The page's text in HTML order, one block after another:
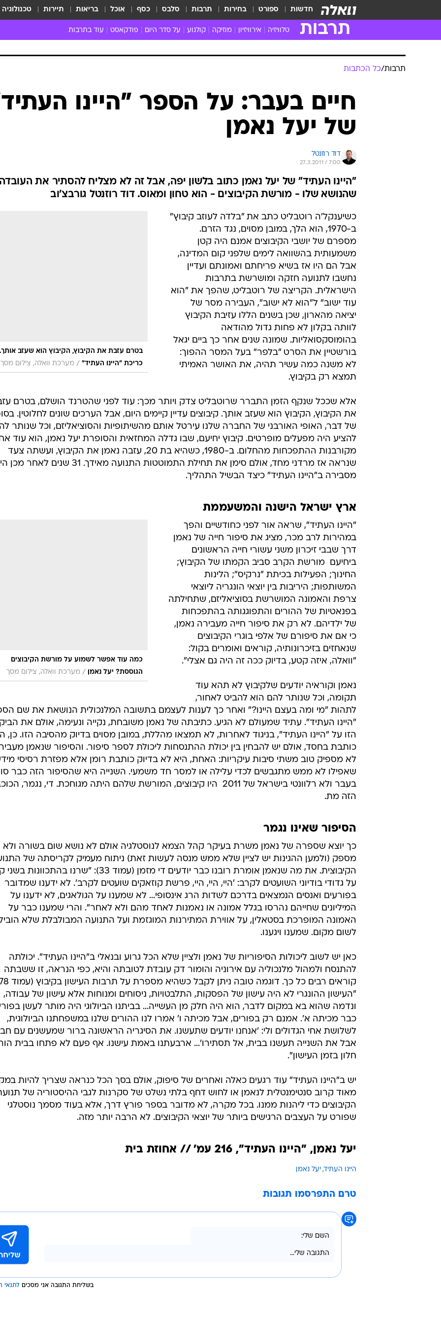
חדשות ספורט בחירות תרבות סלבס כסף אוכל בריאות תיירות טכנולוגיה
תרבות טלוויזיה
טלוויזיה מחו"ל
סדרות מומלצות
האח הגדול
אירוויזיון מוזיקה
קשוב מאוד
קורדרוי
קליפים וסינגלים
הופעות חיות
קולנוע על סדר היום פודקאסט עוד בתרבות
הופעות חיות
תרבות/כל הכתבות
חיים בעבר: על הספר "היינו
של יעל נאמן
דוד רוזנטל
27.3.2011 / 7:00
"היינו העתיד" של יעל נאמן כתוב בלשון יפה, אבל זה לא מצליח להסתיר את העובדה
שהנושא שלו - מורשת הקיבוצים - הוא טחון ומאוס. דוד רוזנטל גורבצ'וב
בטרם עזבת את הקיבוץ, הקיבוץ הוא שעזב אותך.
כריכת "היינו העתיד" / מערכת וואלה, צילום מסך
כשיענקל'ה רוטבליט כתב את "בלדה לעוזב קיבוץ"
ב-1970, הוא הלך, במובן מסוים, נגד הזרם.
מספרם של יושבי הקיבוצים אמנם היה קטן
משמעותית בהשוואה לימים שלפני קום המדינה,
אבל הם היו אז בשיא פריחתם ואמונתם ועדיין
נחשבו לתנועה חזקה ומושרשת בתרבות
הישראלית. הקריצה של רוטבליט, שהפך את "הוא
עוד ישוב" ל"הוא לא ישוב", העבירה מסר של
יציאה מהארון, שכן בשנים הללו עזיבת הקיבוץ
לוותה בקלון לא פחות גדול מהודאה
בהומוסקסואליות. שמונה שנים אחר כך ביים יגאל
בורשטיין את הסרט "בלפר" בעל המסר ההפוך:
לא משנה כמה עשיר תהיה, את האושר האמיתי
תמצא רק בקיבוץ.
אלא שככל שנקף הזמן התברר שרוטבליט צדק ויותר מכך: עוד לפני שהטרנד הושלם, בטרם
את הקיבוץ, הקיבוץ הוא שעזב אותך. קיבוצים עדיין קיימים היום, אבל הערכים שונים לחלוטין.
של דבר, האופי האורבני של החברה שלנו עירטל אותם מהשיתופיות והסוציאליזם, וכל שנותר
להציע היה מפעלים מופרטים. קיבוץ יחיעם, שבו גדלה המחזאית והסופרת יעל נאמן, הוא עוד
מקורבנות ההתפכחות מהחלום. ב-1980, כשהיא בת 20, עזבה נאמן את הקיבוץ, ועשתה צעד
שנראה אז מרדני מחד, אולם סימן את תחילת התמוטטות התנועה מאידך. 31 שנים לאחר
מסבירה ב"היינו העתיד" כיצד הבשיל התהליך.
ארץ ישראל הישנה והמשעממת
כמה עוד אפשר לשמוע על מורשת הקיבוצים
הגוססת? יעל נאמן
/ מערכת וואלה, צילום מסך
"היינו העתיד", שראה אור לפני כחודשיים והפך
במהירות לרב מכר, מציג את סיפור חייה של נאמן
דרך שבבי זיכרון משני עשורי חייה הראשונים
ביחיעם  מורשת הקרב סביב הקמתו של הקיבוץ;
החינוך; הפעילות בכיתת "נרקיס"; הלינות
המשותפות; היריבות בין יוצאי הונגריה ליוצאי
צרפת והאמונה המושרשת בסוציאליזם, שתחילתה
בפנאטיות של ההורים והתפוגגותה בהתפכחות
של ילדיהם. לא רק את סיפור חייה מעבירה נאמן,
כי אם את סיפורם של אלפי בוגרי הקיבוצים
שנאחזים בזיכרונותיה, קוראים ואומרים בקול:
"וואלה, איזה קטע, בדיוק ככה זה היה גם אצלי".
נאמן וקוראיה יודעים שלקיבוץ לא תהא עוד
תקומה, וכל שנותר להם הוא להביט לאחור,
לתהות "מי ומה בעצם היינו?" ואחר כך לענות לעצמם בתשובה המלנכולית הנושאת את שם
"היינו העתיד". עתיד שמעולם לא הגיע. כתיבתה של נאמן משובחת, נקייה ונעימה, אולם את
הזו על "היינו העתיד", בניגוד לאחרות, לא תמצאו מהללת, במובן מסוים בדיוק מהסיבה הזו. כן,
כותבת בחסד, אולם יש להבחין בין יכולת ההתנסחות ליכולת לספר סיפור. והסיפור שנאמן
לא מספיק טוב משתי סיבות עיקריות: האחת, היא לא בדיוק כותבת רומן אלא מפזרת רסיסי
שאפילו לא ממש מתגבשים לכדי עלילה או למסר חד משמעי. השנייה היא שהסיפור הזה כבר
בעבר ולא רלוונטי בישראל של 2011  היו קיבוצים, המורשת שלהם היתה מגוחכת. די, נגמר,
הזה מת.
הסיפור שאינו נגמר
כך יוצא שספרה של נאמן משרת בעיקר קהל הצמא לנוסטלגיה אולם לא נושא שום בשורה ולא
מספק (ולמען ההגינות יש לציין שלא ממש מנסה לעשות זאת) ניתוח מעמיק לקריסתה של
הקיבוצית. את מה שנאמן אומרת רובנו כבר יודעים די מזמן (עמוד 33): "שרנו
על גדודי בודיוני השועטים לקרב: 'היי, היי, היי, פרשת קוזאקים שועטים לקרב'. לא ידענו שמדובר
בפורעים ואנסים הנמצאים בדרכם לשדות הרג אינסופי... לא שמענו על הגולאגים, לא ידענו על
המיליונים שחייהם נהרסו בגלל אמונה או נאמנות לאחד מהם ולא לאחר". והרי שמענו כבר על
האמונה המופרכת בסטאלין, על אווירת המתירנות המוגזמת ועל התנועה המבולבלת שלא
לשום מקום. שמענו ויגענו.
כאן יש לשוב ליכולות הסיפוריות של נאמן ולציין שלא הכל גרוע ובנאלי ב"היינו העתיד". יכולתה
להתנסח ולמהול מלנכוליה עם אירוניה והומור דק עובדת לטובתה והיא, כפי הנראה, זו ששבתה
"העישון ההונגרי לא היה עישון של הפסקות, התלבטויות, ניסוחים ומנוחות אלא עישון של עבודה,
ונדמה שהוא בא במקום לדבר, הוא היה חלק מן העשייה... בביתנו הביולוגי היה מותר לעשן
כבר מכיתה א'. אמנם רק בפורים, אבל מכיתה ו' אמרו לנו ההורים שלנו במשפחתנו הביולוגית,
לשלושת אחי הגדולים ולי: 'אנחנו יודעים שתעשנו. את הסיגריה הראשונה ברור שמעשנים עם
אבל את השנייה תעשנו בבית, אל תסתירו'... ארבעתנו באמת עישנו. אף פעם לא פתחו בבית
חלון בזמן העישון".
יש ב"היינו העתיד" עוד רגעים כאלה ואחרים של סיפוק, אולם בסך הכל כנראה שצריך להיות
מאוד קרוב סנטימנטלית לנאמן או לחוש דחף בלתי נשלט של סקרנות לגבי ההיסטוריה של
הקיבוצים כדי ליהנות ממנו. בכל מקרה, לא מדובר בספר פורץ דרך, אלא בעוד מסמך נוסטלגי
שפורט על העצבים הרגישים ביותר של יוצאי הקיבוצים. לא הרבה יותר מזה.
יעל נאמן, "היינו העתיד", 216 עמ' // אחוזת בית
היינו העתיד יעל נאמן
טרם התפרסמו תגובות
בשליחת התגובה אני מסכים לתנאי